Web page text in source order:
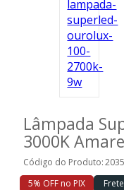
Piscina
Ferramentas
Lâmpada
3000K
Código do Produto:
5% OFF no PIX